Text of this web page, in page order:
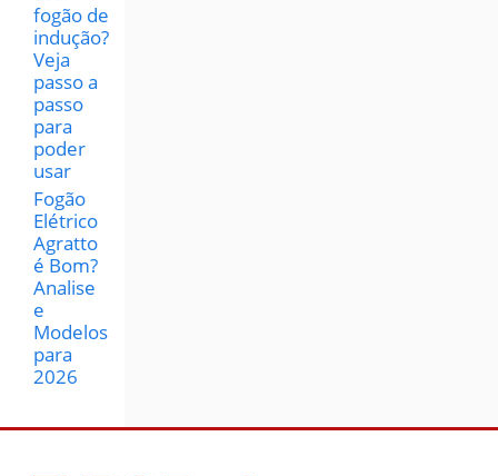
fogão de
indução?
Veja
passo a
passo
para
poder
usar
Fogão
Elétrico
Agratto
é Bom?
Analise
e
Modelos
para
2026